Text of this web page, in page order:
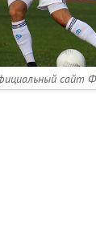
сайт